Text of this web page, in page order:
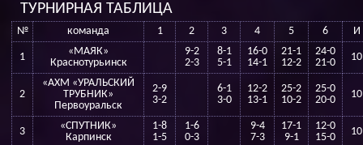
ТУРНИРНАЯ ТАБЛИЦА
№ команда 1 2 3 4 5 6 И
1
«МАЯК»
Краснотурьинск
9-2
2-3
8-1
5-1
16-0
14-1
21-1
12-2
24-0
21-0
10
2
«АХМ «УРАЛЬСКИЙ
ТРУБНИК»
Первоуральск
2-9
3-2
6-1
3-0
12-2
13-1
25-2
10-2
25-0
20-0
10
3
«СПУТНИК»
Карпинск
1-8
1-5
1-6
0-3
9-4
7-3
17-1
9-1
12-0
15-0
10